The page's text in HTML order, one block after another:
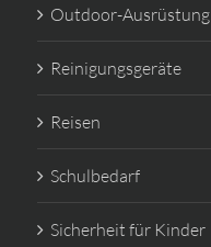
Outdoor-Ausrüstung
Reinigungsgeräte
Reisen
Schulbedarf
Sicherheit für Kinder